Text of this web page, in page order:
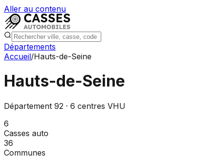
Aller au contenu
Départements
Accueil/Hauts-de-Seine
Hauts-de-Seine
Département 92 · 6 centres VHU
6
Casses auto
36
Communes